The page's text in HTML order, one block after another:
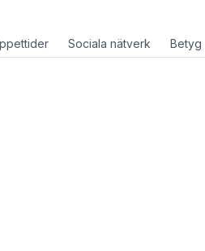
Sociala nätverk Betyg